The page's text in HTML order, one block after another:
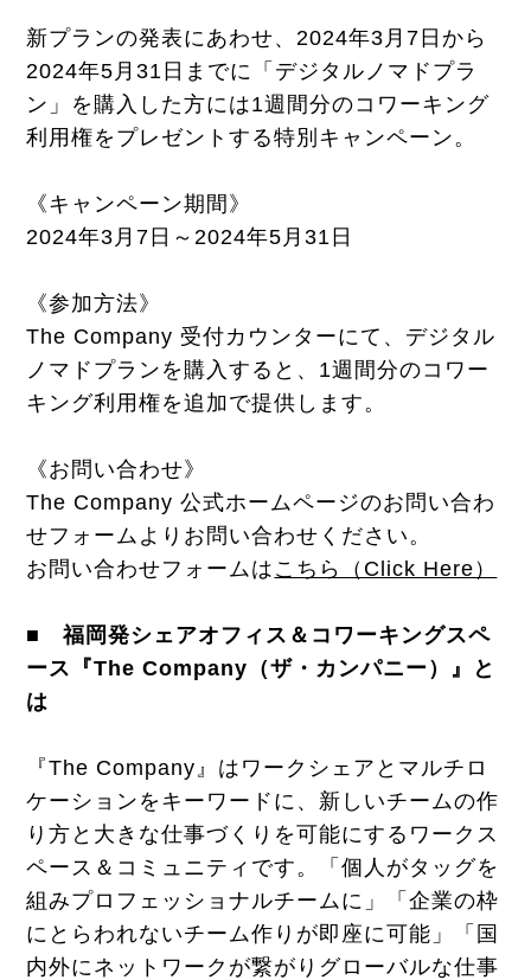
新プランの発表にあわせ、2024年3月7日から
2024年5月31日までに「デジタルノマドプラ
ン」を購入した方には1週間分のコワーキング
利用権をプレゼントする特別キャンペーン。
《キャンペーン期間》
2024年3月7日～2024年5月31日
《参加方法》
The Company 受付カウンターにて、デジタル
ノマドプランを購入すると、1週間分のコワー
キング利用権を追加で提供します。
《お問い合わせ》
The Company 公式ホームページのお問い合わ
せフォームよりお問い合わせください。
お問い合わせフォームは こちら（Click Here）
■ 福岡発シェアオフィス＆コワーキングスペ
ース『The Company（ザ・カンパニー）』と
は
『The Company』はワークシェアとマルチロ
ケーションをキーワードに、新しいチームの作
り方と大きな仕事づくりを可能にするワークス
ペース＆コミュニティです。「個人がタッグを
組みプロフェッショナルチームに」「企業の枠
にとらわれないチーム作りが即座に可能」「国
内外にネットワークが繋がりグローバルな仕事